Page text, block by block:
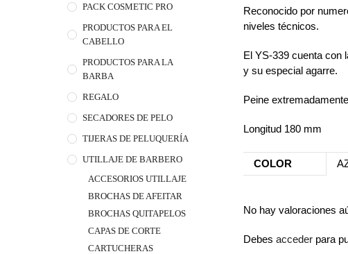
PACK COSMETIC PRO
PRODUCTOS PARA EL
CABELLO
PRODUCTOS PARA LA
BARBA
REGALO
SECADORES DE PELO
TIJERAS DE PELUQUERÍA
UTILLAJE DE BARBERO
ACCESORIOS UTILLAJE
BROCHAS DE AFEITAR
BROCHAS QUITAPELOS
CAPAS DE CORTE
CARTUCHERAS
Reconocido por
niveles técnicos.
El YS-339 cuenta con
y su especial agarre.
Peine
Longitud 180 mm
COLOR
No hay valoraciones
Debesacceder para